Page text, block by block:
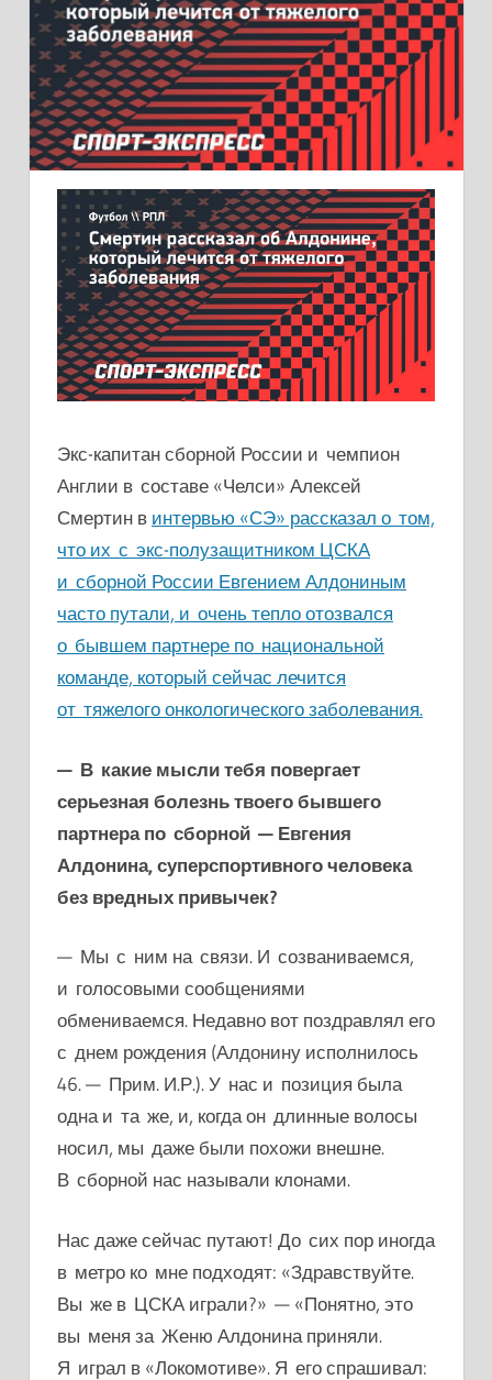
Экс-капитан сборной России и чемпион
Англии в составе «Челси» Алексей
Смертин в интервью «СЭ» рассказал о том,
что их с экс-полузащитником ЦСКА
и сборной России Евгением Алдониным
часто путали, и очень тепло отозвался
о бывшем партнере по национальной
команде, который сейчас лечится
от тяжелого онкологического заболевания.
— В какие мысли тебя повергает
серьезная болезнь твоего бывшего
партнера по сборной — Евгения
Алдонина, суперспортивного человека
без вредных привычек?
— Мы с ним на связи. И созваниваемся,
и голосовыми сообщениями
обмениваемся. Недавно вот поздравлял его
с днем рождения (Алдонину исполнилось
46. — Прим. И.Р.). У нас и позиция была
одна и та же, и, когда он длинные волосы
носил, мы даже были похожи внешне.
В сборной нас называли клонами.
Нас даже сейчас путают! До сих пор иногда
в метро ко мне подходят: «Здравствуйте.
Вы же в ЦСКА играли?» — «Понятно, это
вы меня за Женю Алдонина приняли.
Я играл в «Локомотиве». Я его спрашивал: